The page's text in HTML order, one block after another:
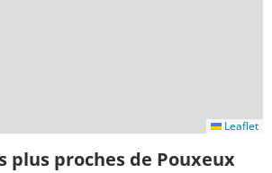
Leaflet
plus proches de Pouxeux